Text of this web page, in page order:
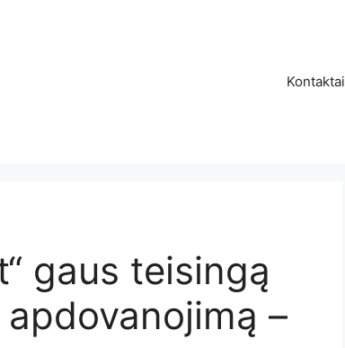
Kontaktai
gaus teisingą
–